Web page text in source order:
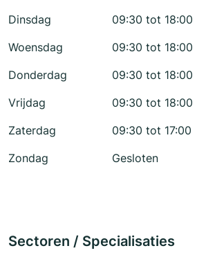
Dinsdag
09:30 tot 18:00
Woensdag
09:30 tot 18:00
Donderdag
09:30 tot 18:00
Vrijdag
09:30 tot 18:00
Zaterdag
09:30 tot 17:00
Zondag
Gesloten
Sectoren / Specialisaties